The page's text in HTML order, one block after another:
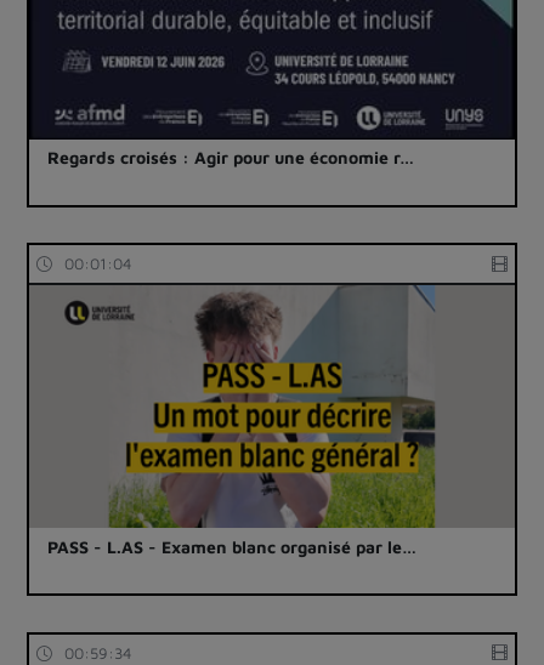
Regards croisés : Agir pour une économie r…
00:01:04
PASS - L.AS - Examen blanc organisé par le…
00:59:34